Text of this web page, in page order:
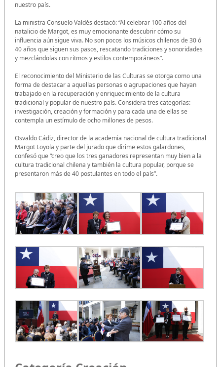
nuestro país.
La ministra Consuelo Valdés destacó: “Al celebrar 100 años del
natalicio de Margot, es muy emocionante descubrir cómo su
influencia aún sigue viva. No son pocos los músicos chilenos de 30 ó
40 años que siguen sus pasos, rescatando tradiciones y sonoridades
y mezclándolas con ritmos y estilos contemporáneos”.
El reconocimiento del Ministerio de las Culturas se otorga como una
forma de destacar a aquellas personas o agrupaciones que hayan
trabajado en la recuperación y enriquecimiento de la cultura
tradicional y popular de nuestro país. Considera tres categorías:
investigación, creación y formación y para cada una de ellas se
contempla un estímulo de ocho millones de pesos.
Osvaldo Cádiz, director de la academia nacional de cultura tradicional
Margot Loyola y parte del jurado que dirime estos galardones,
confesó que “creo que los tres ganadores representan muy bien a la
cultura tradicional chilena y también la cultura popular, porque se
presentaron más de 40 postulantes en todo el país”.